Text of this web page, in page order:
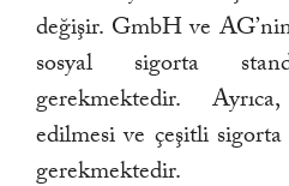
değişir. GmbH ve
sosyal sigorta
gerekmektedir.
edilmesi ve çeşitli
gerekmektedir.